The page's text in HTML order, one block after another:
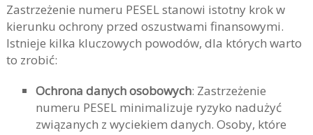
Zastrzeżenie numeru PESEL stanowi istotny krok w
kierunku ochrony przed oszustwami finansowymi.
Istnieje kilka kluczowych powodów, dla których warto
to zrobić:
Ochrona danych osobowych: Zastrzeżenie
numeru PESEL minimalizuje ryzyko nadużyć
związanych z wyciekiem danych. Osoby, które